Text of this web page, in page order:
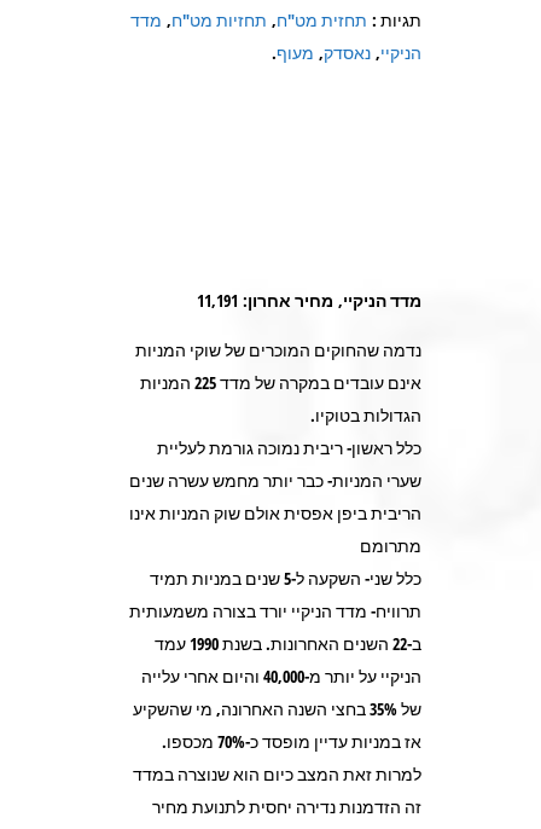
תגיות : תחזית מט"ח, תחזיות מט"ח, מדד
הניקיי, נאסדק, מעוף.
מדד הניקיי, מחיר אחרון: 11,191
נדמה שהחוקים המוכרים של שוקי המניות
אינם עובדים במקרה של מדד 225 המניות
הגדולות בטוקיו.
כלל ראשון- ריבית נמוכה גורמת לעליית
שערי המניות- כבר יותר מחמש עשרה שנים
הריבית ביפן אפסית אולם שוק המניות אינו
מתרומם
כלל שני- השקעה ל-5 שנים במניות תמיד
תרוויח- מדד הניקיי יורד בצורה משמעותית
ב-22 השנים האחרונות. בשנת 1990 עמד
הניקיי על יותר מ-40,000 והיום אחרי עלייה
של 35% בחצי השנה האחרונה, מי שהשקיע
אז במניות עדיין מופסד כ-70% מכספו.
למרות זאת המצב כיום הוא שנוצרה במדד
זה הזדמנות נדירה יחסית לתנועת מחיר